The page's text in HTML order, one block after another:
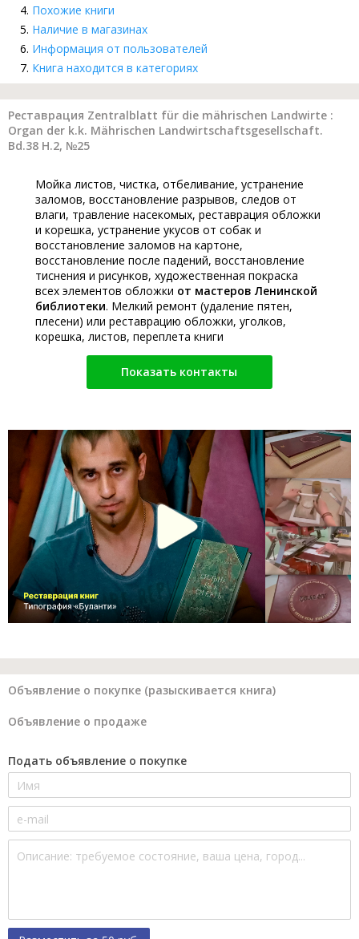
Похожие книги
Наличие в магазинах
Информация от пользователей
Книга находится в категориях
Реставрация Zentralblatt für die mährischen Landwirte :
Organ der k.k. Mährischen Landwirtschaftsgesellschaft.
Bd.38 H.2, №25
Мойка листов, чистка, отбеливание, устранение
заломов, восстановление разрывов, следов от
влаги, травление насекомых, реставрация обложки
и корешка, устранение укусов от собак и
восстановление заломов на картоне,
восстановление после падений, восстановление
тиснения и рисунков, художественная покраска
всех элементов обложки от мастеров Ленинской
библиотеки. Мелкий ремонт (удаление пятен,
плесени) или реставрацию обложки, уголков,
корешка, листов, переплета книги
Показать контакты
Объявление о покупке (разыскивается книга)
Объявление о продаже
Подать объявление о покупке